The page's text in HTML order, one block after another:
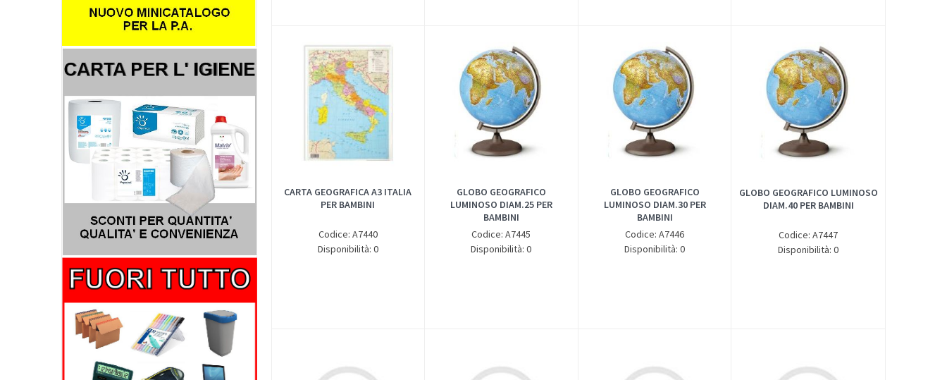
CARTA GEOGRAFICA A3 ITALIA
PER BAMBINI
Codice: A7440
Disponibilità: 0
GLOBO GEOGRAFICO
LUMINOSO DIAM.25 PER
BAMBINI
Codice: A7445
Disponibilità: 0
GLOBO GEOGRAFICO
LUMINOSO DIAM.30 PER
BAMBINI
Codice: A7446
Disponibilità: 0
GLOBO GEOGRAFICO LUMINOSO
DIAM.40 PER BAMBINI
Codice: A7447
Disponibilità: 0